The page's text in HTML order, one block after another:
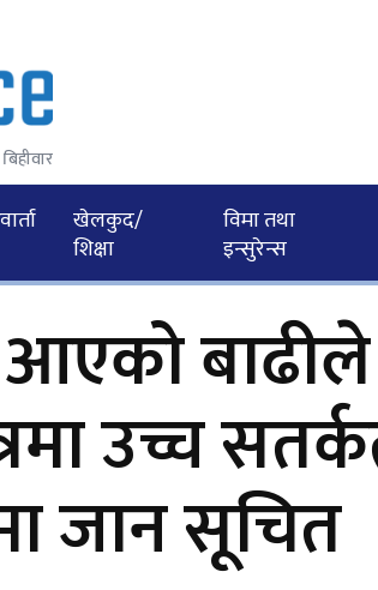
खेलकुद/
शिक्षा
विमा तथा
इन्सुरेन्स
आएको
उच्च
जान सूचित